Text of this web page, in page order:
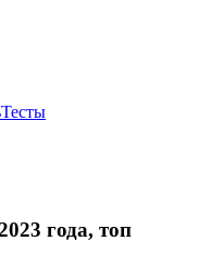
Тесты
года, топ